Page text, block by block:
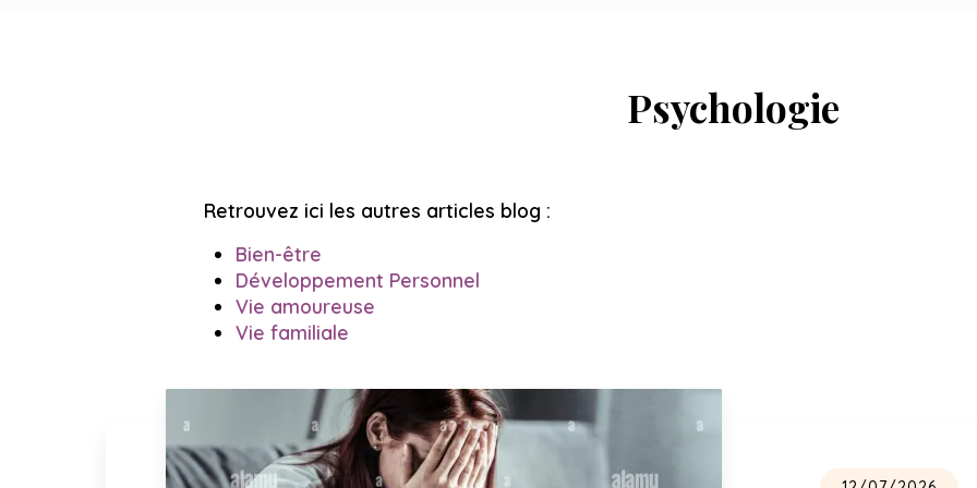
Psychologie
Retrouvez ici les autres articles blog :
Bien-être
Développement Personnel
Vie amoureuse
Vie familiale